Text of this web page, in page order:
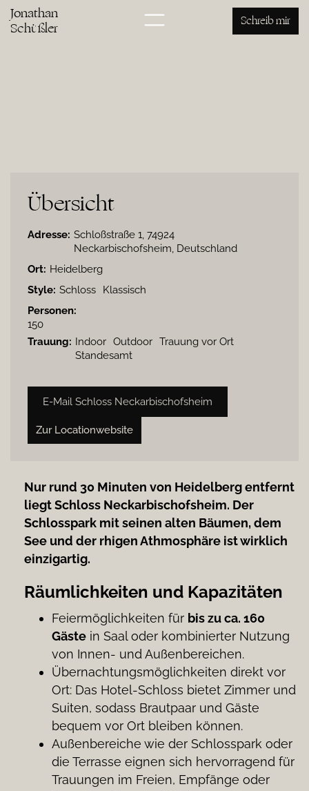
Jonathan
Schüßler Schreib mir
Übersicht
Adresse: Schloßstraße 1, 74924
Neckarbischofsheim, Deutschland
Ort: Heidelberg
Style: Schloss
Klassisch
Personen:
150
Trauung: Indoor Outdoor Trauung vor Ort
Standesamt
E-Mail Schloss Neckarbischofsheim
Zur Locationwebsite
Nur rund 30 Minuten von Heidelberg entfernt
liegt Schloss Neckarbischofsheim. Der
Schlosspark mit seinen alten Bäumen, dem
See und der rhigen Athmosphäre ist wirklich
einzigartig.
Räumlichkeiten und Kapazitäten
Feiermöglichkeiten für bis zu ca. 160
Gäste in Saal oder kombinierter Nutzung
von Innen- und Außenbereichen.
Übernachtungsmöglichkeiten direkt vor
Ort: Das Hotel-Schloss bietet Zimmer und
Suiten, sodass Brautpaar und Gäste
bequem vor Ort bleiben können.
Außenbereiche wie der Schlosspark oder
die Terrasse eignen sich hervorragend für
Trauungen im Freien, Empfänge oder